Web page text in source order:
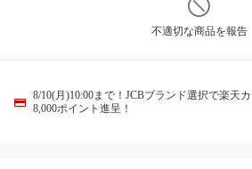
不適切な商品を報告
8/10(月)10:00まで！JCBブランド選択で楽天
8,000ポイント進呈！